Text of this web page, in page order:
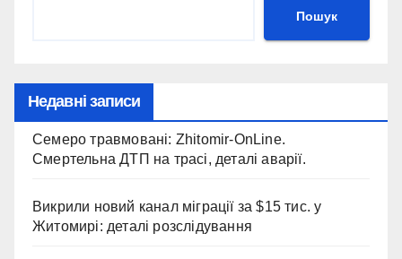
Пошук
Недавні записи
Семеро травмовані: Zhitomir-OnLine.
Смертельна ДТП на трасі, деталі аварії.
Викрили новий канал міграції за $15 тис. у
Житомирі: деталі розслідування